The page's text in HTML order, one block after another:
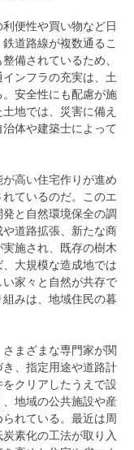
便性や買い物など日
道路線が複数通るこ
備されているため、
ンフラの充実は、土
安全性にも配慮が施
地では、災害に備え
体や建築士によって
高い住宅作りが進め
ているのだ。このエ
と自然環境保全の調
道路拡張、新たな商
施され、既存の樹木
大規模な造成地では
家々と自然が共存で
みは、地域住民の暮
まざまな専門家が関
、指定用途や道路計
クリアしたうえで設
地域の公共施設や産
れている。最近は周
素化の工法が取り入